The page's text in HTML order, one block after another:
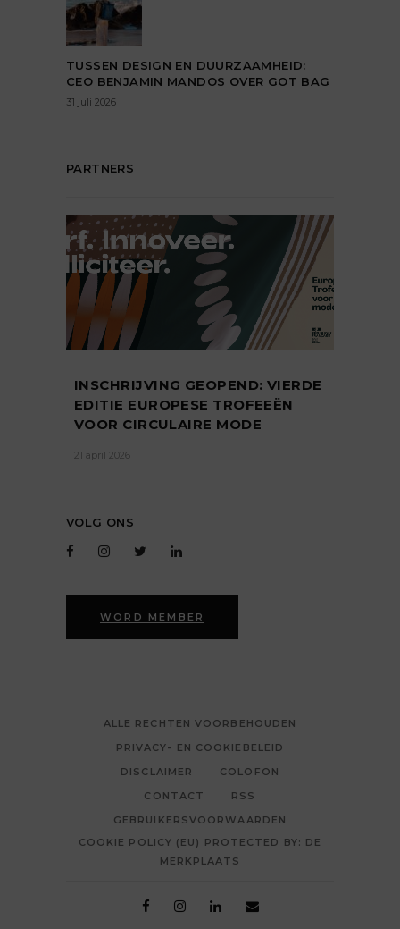
TUSSEN DESIGN EN DUURZAAMHEID:
CEO BENJAMIN MANDOS OVER GOT BAG
31 juli 2026
PARTNERS
INSCHRIJVING GEOPEND: VIERDE
EDITIE EUROPESE TROFEEËN
VOOR CIRCULAIRE MODE
21 april 2026
VOLG ONS
WORD MEMBER
ALLE RECHTEN VOORBEHOUDEN
PRIVACY- EN COOKIEBELEID
DISCLAIMER
COLOFON
CONTACT
RSS
GEBRUIKERSVOORWAARDEN
COOKIE POLICY (EU) PROTECTED BY: DE
MERKPLAATS